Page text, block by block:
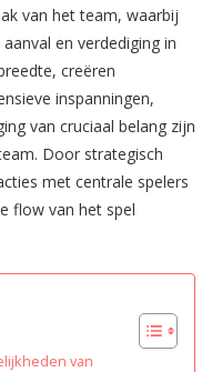
van het team, waarbij
en verdediging in
creëren
inspanningen,
van cruciaal belang zijn
Door strategisch
met centrale spelers
flow van het spel
van